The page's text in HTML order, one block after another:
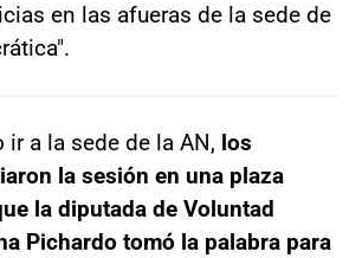
en las afueras de la sede de
ir a la sede de la AN, los
la sesión en una plaza
la diputada de Voluntad
Pichardo tomó la palabra para